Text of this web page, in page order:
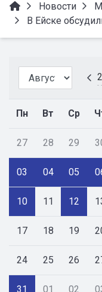
Новости
В Ейске
Пн Вт Ср
27 28 29
03 04 05
10 11 12
17 18 19
24 25 26
31 01 02